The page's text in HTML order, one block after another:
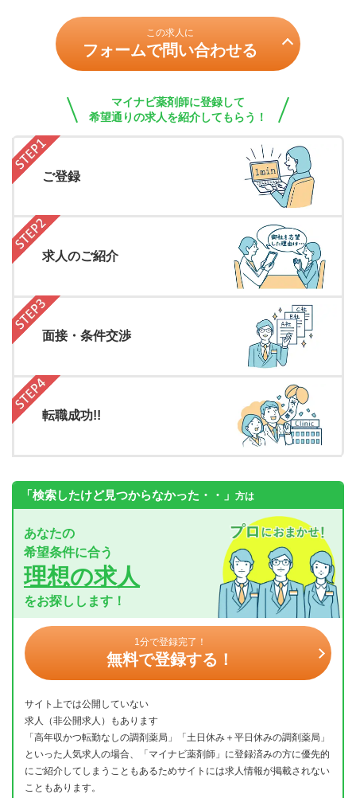
この求人に
フォームで問い合わせる
マイナビ薬剤師に登録して
希望通りの求人を紹介してもらう！
ご登録
求人のご紹介
面接・条件交渉
転職成功!!
「検索したけど見つからなかった・・」 方は
あなたの
希望条件に合う
理想の求人
をお探しします！
1分で登録完了！
無料で登録する！
サイト上では公開していない
求人（非公開求人）もあります
「高年収かつ転勤なしの調剤薬局」「土日休み＋平日休みの調剤薬局」
といった人気求人の場合、「マイナビ薬剤師」に登録済みの方に優先的
にご紹介してしまうこともあるためサイトには求人情報が掲載されない
こともあります。